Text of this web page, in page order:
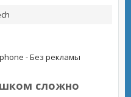
- Без рекламы
сложно